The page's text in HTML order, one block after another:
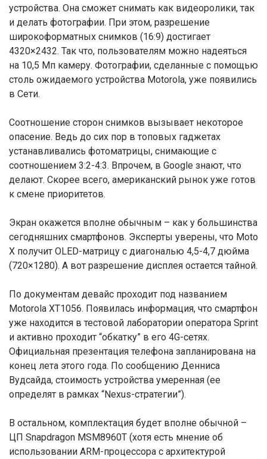
устройства. Она сможет снимать как видеоролики, так
и делать фотографии. При этом, разрешение
широкоформатных снимков (16:9) достигает
4320×2432. Так что, пользователям можно надеяться
на 10,5 Мп камеру. Фотографии, сделанные с помощью
столь ожидаемого устройства Motorola, уже появились
в Сети.
Соотношение сторон снимков вызывает некоторое
опасение. Ведь до сих пор в топовых гаджетах
устанавливались фотоматрицы, снимающие с
соотношением 3:2-4:3. Впрочем, в Google знают, что
делают. Скорее всего, американский рынок уже готов
к смене приоритетов.
Экран окажется вполне обычным – как у большинства
сегодняшних смартфонов. Эксперты уверены, что Moto
X получит OLED-матрицу с диагональю 4,5-4,7 дюйма
(720×1280). А вот разрешение дисплея остается тайной.
По документам девайс проходит под названием
Motorola XT1056. Появилась информация, что смартфон
уже находится в тестовой лаборатории оператора Sprint
и активно проходит “обкатку” в его 4G-сетях.
Официальная презентация телефона запланирована на
конец лета этого года. По сообщению Денниса
Вудсайда, стоимость устройства умеренная (ее
определят в рамках “Nexus-стратегии”).
В остальном, комплектация будет вполне обычной –
ЦП Snapdragon MSM8960T (хотя есть мнение об
использовании ARM-процессора с архитектурой